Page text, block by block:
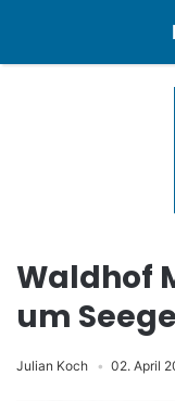
Waldhof
um
Julian Koch 02. April